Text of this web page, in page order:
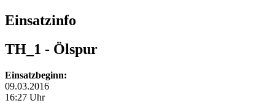
Einsatzinfo
TH_1 - Ölspur
Einsatzbeginn:
09.03.2016
16:27 Uhr